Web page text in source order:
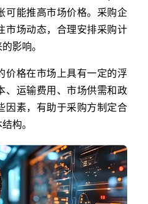
可能推高市场价格。采购企
市场动态，合理安排采购计
影响。
价格在市场上具有一定的浮
、运输费用、市场供需和政
因素，有助于采购方制定合
构。